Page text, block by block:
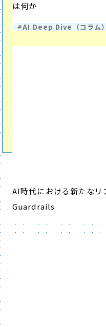
は何か
AI Deep Dive（コラム）
AI時代における新たな
Guardrails